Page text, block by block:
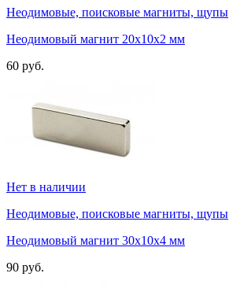
Неодимовые, поисковые магниты, щупы
Неодимовый магнит 20х10х2 мм
60 руб.
Нет в наличии
Неодимовые, поисковые магниты, щупы
Неодимовый магнит 30х10х4 мм
90 руб.